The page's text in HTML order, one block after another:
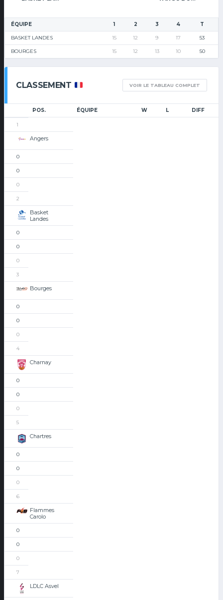
ÉQUIPE 1 2 3 4 T
BASKET LANDES 15 12 9 17 53
BOURGES 15 12 13 10 50
CLASSEMENT VOIR LE TABLEAU COMPLET
POS. ÉQUIPE W L DIFF
1
Angers
0
0
0
2
Basket
Landes
0
0
0
3
Bourges
0
0
0
4
Charnay
0
0
0
5
Chartres
0
0
0
6
Flammes
Carolo
0
0
0
7
LDLC Asvel